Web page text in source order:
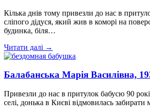
Кілька днів тому привезли до нас в
сліпого дідуся, який жив в коморі на
будинка, біля…
Читати далі →
Балабанська Марія Василівна,
Привезли до нас в притулок бабусю 90
селі, донька в Києві відмовилась